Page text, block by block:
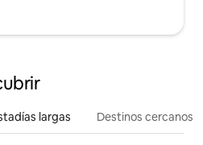
largas Destinos cercanos